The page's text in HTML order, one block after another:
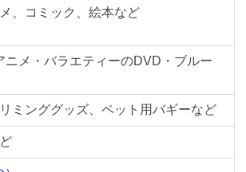
、コミック、絵本など
メ・バラエティーのDVD・ブルー
ミンググッズ、ペット用バギーなど